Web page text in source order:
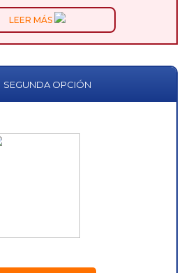
LEER MÁS
SEGUNDA OPCIÓN